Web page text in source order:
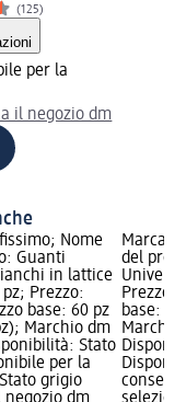
(125)
per la
il negozio dm
Nome
Guanti
in lattice
Prezzo:
base: 60 pz
Marchio dm
Stato
per la
grigio
negozio dm
Marca:
del
Prezzo:
base: 1
Marchio